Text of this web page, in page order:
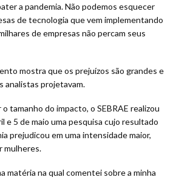
a pandemia. Não podemos esquecer
de tecnologia que vem implementando
de empresas não percam seus
mostra que os prejuízos são grandes e
analistas projetavam.
tamanho do impacto, o SEBRAE realizou
e 5 de maio uma pesquisa cujo resultado
prejudicou em uma intensidade maior,
mulheres.
matéria na qual comentei sobre a minha